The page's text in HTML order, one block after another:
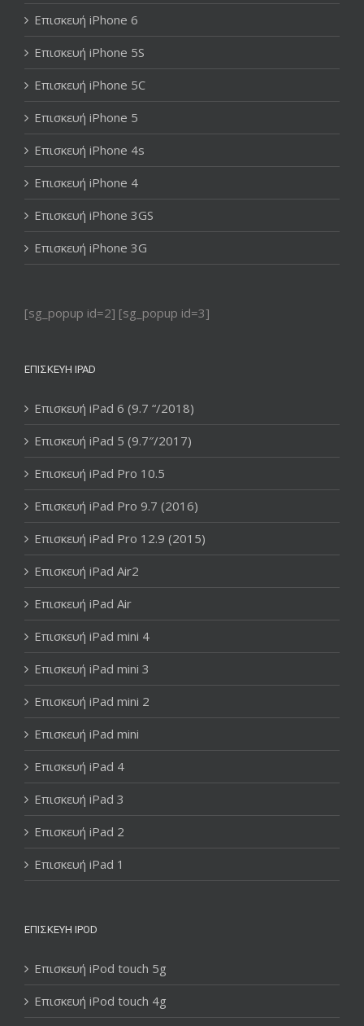
Επισκευή iPhone 6
Επισκευή iPhone 5S
Επισκευή iPhone 5C
Επισκευή iPhone 5
Επισκευή iPhone 4s
Επισκευή iPhone 4
Επισκευή iPhone 3GS
Επισκευή iPhone 3G
[sg_popup id=2] [sg_popup id=3]
ΕΠΙΣΚΕΥΉ IPAD
Επισκευή iPad 6 (9.7 “/2018)
Επισκευή iPad 5 (9.7″/2017)
Επισκευή iPad Pro 10.5
Επισκευή iPad Pro 9.7 (2016)
Επισκευή iPad Pro 12.9 (2015)
Επισκευή iPad Air2
Επισκευή iPad Air
Επισκευή iPad mini 4
Επισκευή iPad mini 3
Επισκευή iPad mini 2
Επισκευή iPad mini
Επισκευή iPad 4
Επισκευή iPad 3
Επισκευή iPad 2
Επισκευή iPad 1
ΕΠΙΣΚΕΥΉ IPOD
Επισκευή iPod touch 5g
Επισκευή iPod touch 4g